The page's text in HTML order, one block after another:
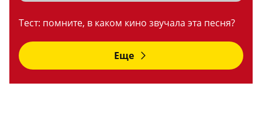
Тест: помните, в каком кино звучала эта песня?
Еще